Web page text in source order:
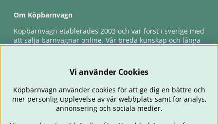
Om Köpbarnvagn
Köpbarnvagn etablerades 2003 och var först i sverige med
att sälja barnvagnar online. Vår breda kunskap och långa
förlossningsgaranti & förlängd ångerrätt.
Vi använder Cookies
Köpbarnvagn använder cookies för att ge dig en bättre och
mer personlig upplevelse av vår webbplats samt för analys,
annonsering och sociala medier.